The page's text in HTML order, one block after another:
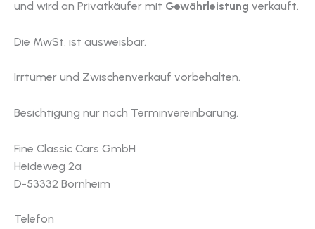
und wird an Privatkäufer mit Gewährleistung verkauft.
Die MwSt. ist ausweisbar.
Irrtümer und Zwischenverkauf vorbehalten.
Besichtigung nur nach Terminvereinbarung.
Fine Classic Cars GmbH
Heideweg 2a
D-53332 Bornheim
Telefon